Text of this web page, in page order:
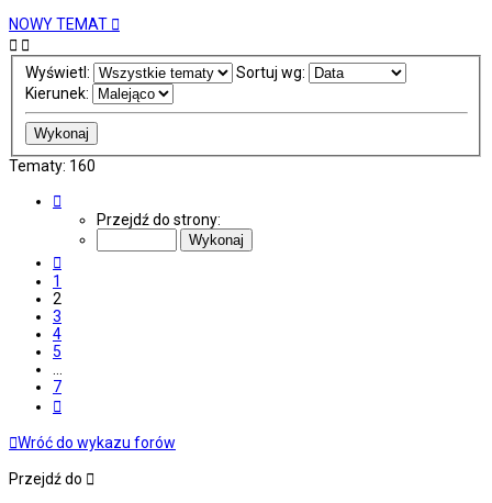
NOWY TEMAT
Wyświetl:
Sortuj wg:
Kierunek:
Tematy: 160
Przejdź do strony:
1
2
3
4
5
7
Wróć do wykazu forów
Przejdź do